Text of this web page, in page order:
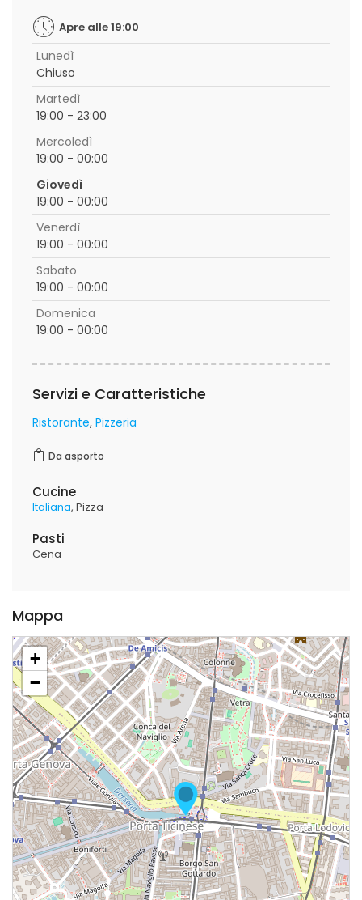
Apre alle 19:00
Lunedì
Chiuso
Martedì
19:00 - 23:00
Mercoledì
19:00 - 00:00
Giovedì
19:00 - 00:00
Venerdì
19:00 - 00:00
Sabato
19:00 - 00:00
Domenica
19:00 - 00:00
Servizi e Caratteristiche
Ristorante Pizzeria
Da asporto
Cucine
Italiana Pizza
Pasti
Cena
Mappa
+
−